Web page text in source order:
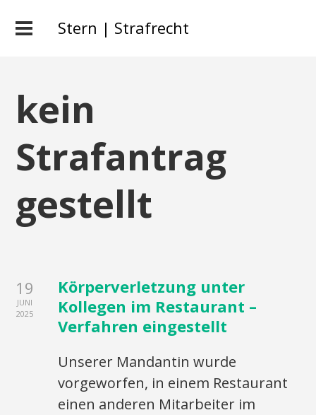
Stern | Strafrecht
kein
Strafantrag
gestellt
19
JUNI
2025
Körperverletzung unter
Kollegen im Restaurant –
Verfahren eingestellt
Unserer Mandantin wurde
vorgeworfen, in einem Restaurant
einen anderen Mitarbeiter im